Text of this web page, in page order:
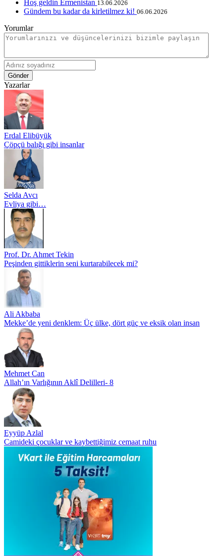
Hoş geldin Ermenistan 13.06.2026
Gündem bu kadar da kirletilmez ki! 06.06.2026
Yorumlar
Gönder
Yazarlar
Erdal Elibüyük
Çöpçü balığı gibi insanlar
Selda Avcı
Evliya gibi…
Prof. Dr. Ahmet Tekin
Peşinden gittiklerin seni kurtarabilecek mi?
Ali Akbaba
Mekke’de yeni denklem: Üç ülke, dört güç ve eksik olan insan
Mehmet Can
Allah’ın Varlığının Aklî Delilleri- 8
Eyyüp Azlal
Camideki çocuklar ve kaybettiğimiz cemaat ruhu